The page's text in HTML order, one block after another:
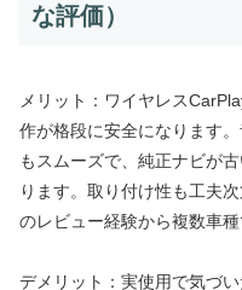
な評価）
メリット：ワイヤレス
作が格段に安全になります
もスムーズで、純正ナビが
ります。取り付け性も工夫
のレビュー経験から複数車種
デメリット：実使用で気づ